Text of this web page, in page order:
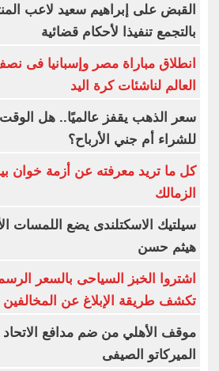
القبض على إبراهيم سعيد لاعب
بالتجمع تنفيذا لأحكام قضائية
انطلاق مباراة مصر وإسبانيا فى
العالم لناشئات كرة اليد
سعر الذهب يقفز عالميًا.. هل
للشراء أم جني الأرباح؟
كل ما تريد معرفته عن أزمة خوان
الزمالك
سيلتيك الاسكتلندى يضع اللمسات
هيثم حسن
اشتروا الخبز السياحى بالسعر
تكشف طريقة الإبلاغ عن المخالفين
موقف الأهلي من ضم مدافع
الميركاتو الصيفى